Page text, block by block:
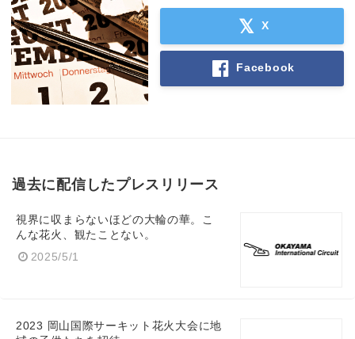
X
Facebook
過去に配信したプレスリリース
視界に収まらないほどの大輪の華。こ
んな花火、観たことない。
2025/5/1
2023 岡山国際サーキット花火大会に地